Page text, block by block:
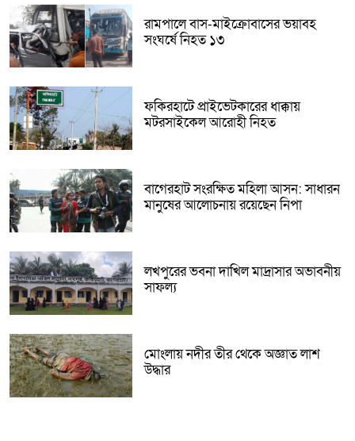
রামপালে বাস-মাইক্রোবাসের ভয়াবহ
সংঘর্ষে নিহত ১৩
ফকিরহাটে প্রাইভেটকারের ধাক্কায়
মটরসাইকেল আরোহী নিহত
বাগেরহাট সংরক্ষিত মহিলা আসন: সাধারন
মানুষের আলোচনায় রয়েছেন নিপা
লখপুরের ভবনা দাখিল মাদ্রাসার অভাবনীয়
সাফল্য
মোংলায় নদীর তীর থেকে অজ্ঞাত লাশ
উদ্ধার